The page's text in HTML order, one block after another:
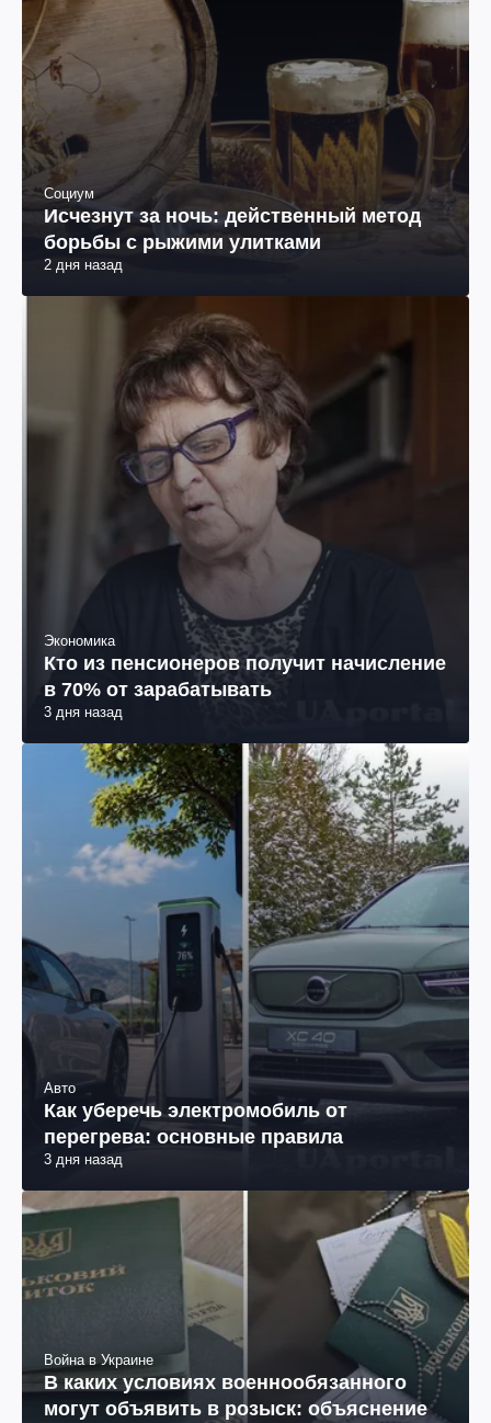
Социум
Исчезнут за ночь: действенный метод
борьбы с рыжими улитками
2 дня назад
Экономика
Кто из пенсионеров получит начисление
в 70% от зарабатывать
3 дня назад
Авто
Как уберечь электромобиль от
перегрева: основные правила
3 дня назад
Война в Украине
В каких условиях военнообязанного
могут объявить в розыск: объяснение